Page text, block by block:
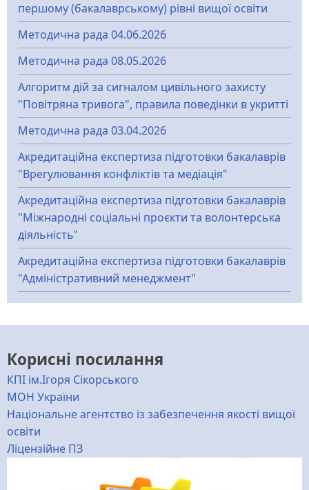
першому (бакалаврському) рівні вищої освіти
Методична рада 04.06.2026
Методична рада 08.05.2026
Алгоритм дій за сигналом цивільного захисту
"Повітряна тривога", правила поведінки в укритті
Методична рада 03.04.2026
Акредитаційна експертиза підготовки бакалаврів
"Врегулювання конфліктів та медіація"
Акредитаційна експертиза підготовки бакалаврів
"Міжнародні соціальні проєкти та волонтерська
діяльність"
Акредитаційна експертиза підготовки бакалаврів
"Адміністративний менеджмент"
Корисні посилання
КПІ ім.Ігоря Сікорського
МОН України
Національне агентство із забезпечення якості вищої
освіти
Ліцензійне ПЗ